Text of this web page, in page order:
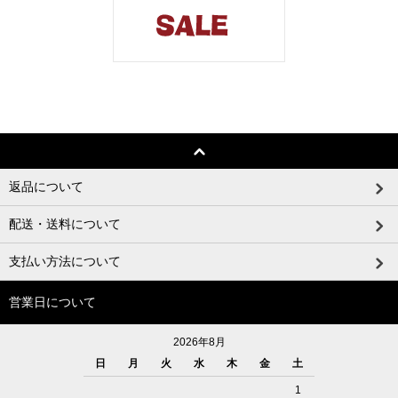
返品について
配送・送料について
支払い方法について
営業日について
2026年8月
日
月 火 水 木 金 土
1